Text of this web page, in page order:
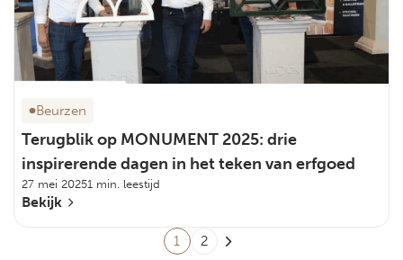
Beurzen
Terugblik op MONUMENT 2025: drie
inspirerende dagen in het teken van erfgoed
27 mei 20251 min. leestijd
Bekijk
1 2